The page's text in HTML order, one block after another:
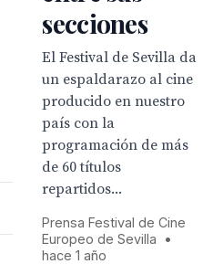
secciones
El Festival de Sevilla da
un espaldarazo al cine
producido en nuestro
país con la
programación de más
de 60 títulos
repartidos...
Prensa Festival de Cine
Europeo de Sevilla
•
hace 1 año